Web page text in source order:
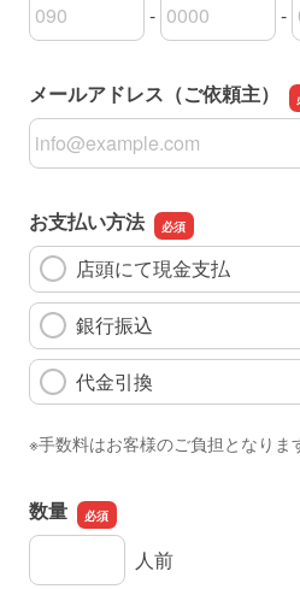
TEL（ご依頼主）の市外局番
-
TEL（ご依頼主）の市内局番 -
TEL（ご依頼主）の加入者番号
メールアドレス（ご依頼主）
メールアドレス（ご依頼主）
お支払い方法
店頭にて現金支払
銀行振込
代金引換
※手数料はお客様のご負担となりま
数量
数量
人前